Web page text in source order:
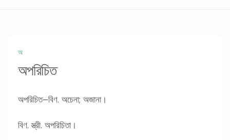
অ
অপরিচিত
অপরিচিত–বিণ. অচেনা; অজানা।
বিণ. স্ত্রী. অপরিচিতা।